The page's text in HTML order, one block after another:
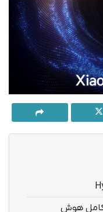
هوش